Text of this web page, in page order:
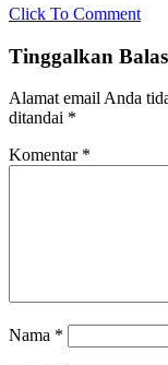
Click To Comment
Tinggalkan
Alamat email Anda
ditandai *
Komentar *
Nama *